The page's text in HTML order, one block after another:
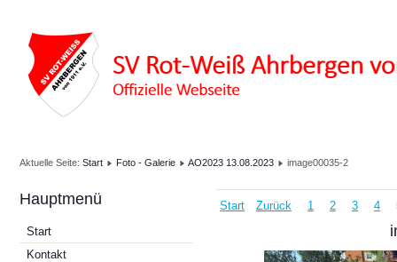
Aktuelle Seite: Start Foto - Galerie AO2023 13.08.2023 image00035-2
Hauptmenü
Start
Kontakt
Start Zurück 1 2 3 4